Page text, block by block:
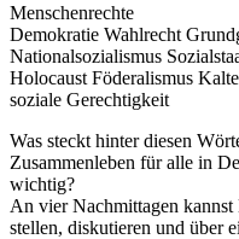
Menschenrechte
Demokratie Wahlrecht
Nationalsozialismus
Holocaust Föderalismus
soziale Gerechtigkeit
Was steckt hinter diesen
Zusammenleben für alle in
wichtig?
An vier Nachmittagen kannst
stellen, diskutieren und über